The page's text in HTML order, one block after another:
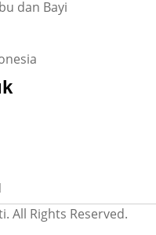
dan Bayi
All Rights Reserved.